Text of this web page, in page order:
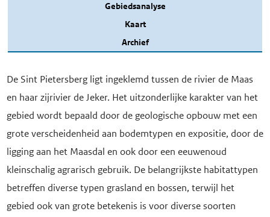
Gebiedsanalyse
Kaart
Archief
De Sint Pietersberg ligt ingeklemd tussen de rivier de Maas
en haar zijrivier de Jeker. Het uitzonderlijke karakter van het
gebied wordt bepaald door de geologische opbouw met een
grote verscheidenheid aan bodemtypen en expositie, door de
ligging aan het Maasdal en ook door een eeuwenoud
kleinschalig agrarisch gebruik. De belangrijkste habitattypen
betreffen diverse typen grasland en bossen, terwijl het
gebied ook van grote betekenis is voor diverse soorten